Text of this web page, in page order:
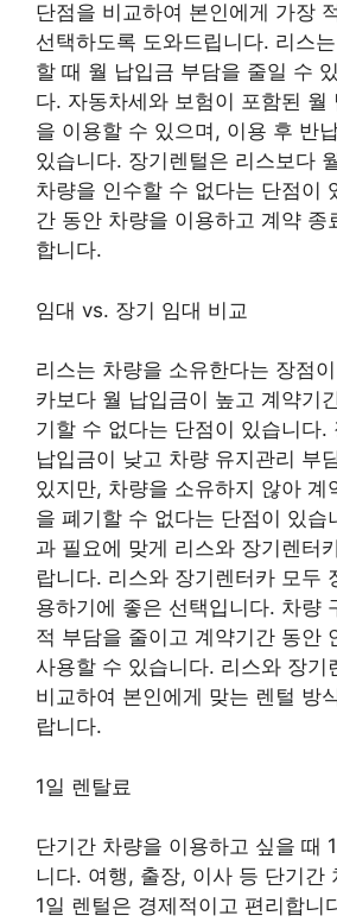
단점을 비교하여 본인에게 가장
선택하도록 도와드립니다. 리스
할 때 월 납입금 부담을 줄일 수
다. 자동차세와 보험이 포함된 월
을 이용할 수 있으며, 이용 후 반
있습니다. 장기렌털은 리스보다
차량을 인수할 수 없다는 단점이
간 동안 차량을 이용하고 계약 종
합니다.
임대 vs. 장기 임대 비교
리스는 차량을 소유한다는 장점
카보다 월 납입금이 높고 계약기
기할 수 없다는 단점이 있습니다.
납입금이 낮고 차량 유지관리 부
있지만, 차량을 소유하지 않아 계
을 폐기할 수 없다는 단점이 있습
과 필요에 맞게 리스와 장기렌터
랍니다. 리스와 장기렌터카 모두
용하기에 좋은 선택입니다. 차량
적 부담을 줄이고 계약기간 동안
사용할 수 있습니다. 리스와 장기
비교하여 본인에게 맞는 렌털 방
랍니다.
1일 렌탈료
단기간 차량을 이용하고 싶을 때
니다. 여행, 출장, 이사 등 단기간
1일 렌털은 경제적이고 편리합니